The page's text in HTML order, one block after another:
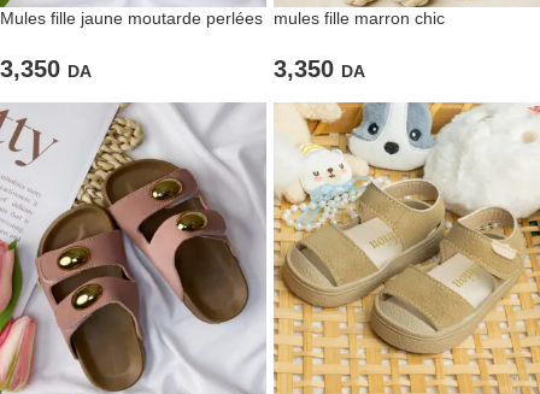
Mules fille jaune moutarde perlées
3,350 DA
mules fille marron chic
3,350 DA